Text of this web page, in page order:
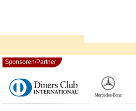
Sponsoren/Partner